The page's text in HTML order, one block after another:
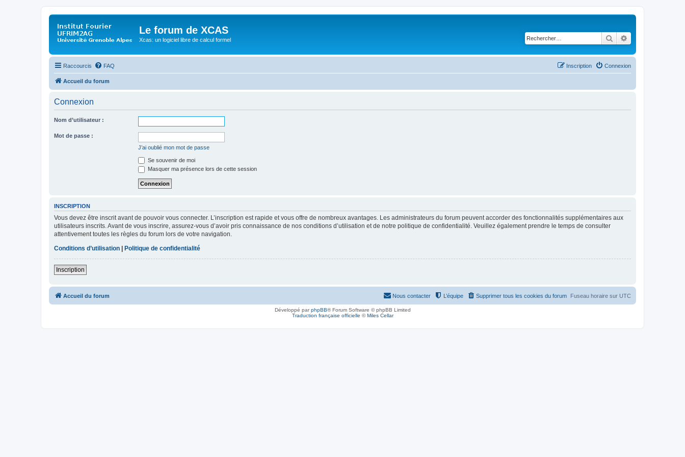
Le forum de XCAS
Xcas: un logiciel libre de calcul formel Rechercher
Raccourcis FAQ Connexion
Inscription
Accueil du forum
Connexion
Nom d’utilisateur :
Mot de passe :
J’ai oublié mon mot de passe
Se souvenir de moi
Masquer ma présence lors de cette session
INSCRIPTION
Vous devez être inscrit avant de pouvoir vous connecter. L’inscription est rapide et vous offre de nombreux avantages. Les administrateurs du forum peuvent accorder des fonctionnalités supplémentaires aux
utilisateurs inscrits. Avant de vous inscrire, assurez-vous d’avoir pris connaissance de nos conditions d’utilisation et de notre politique de confidentialité. Veuillez également prendre le temps de consulter
attentivement toutes les règles du forum lors de votre navigation.
Conditions d’utilisation
Politique de confidentialité
Inscription
Accueil du forum Fuseau horaire sur UTC
Supprimer tous les cookies du forum
L’équipe
Nous contacter
Développé parphpBB® Forum Software © phpBB Limited
Traduction française officielle ©Miles Cellar